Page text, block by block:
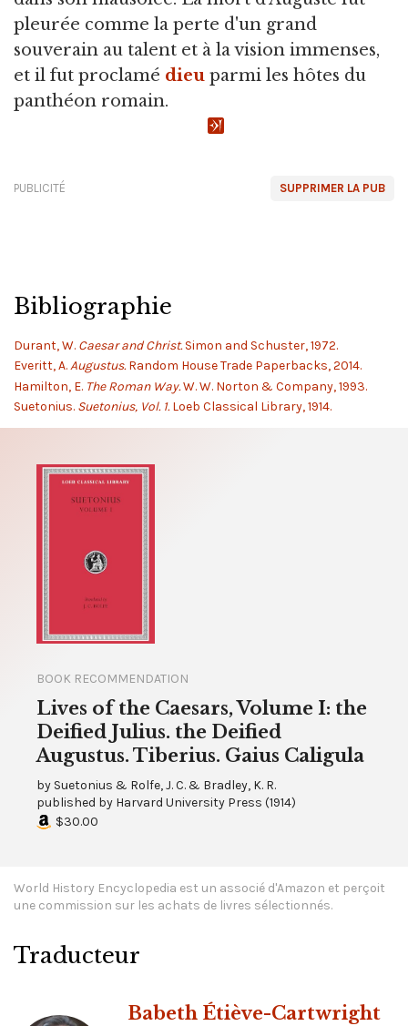
pleurée comme la perte d'un grand
souverain au talent et à la vision immenses,
et il fut proclamé dieu parmi les hôtes du
panthéon romain.
SUPPRIMER LA PUB
PUBLICITÉ
Bibliographie
Durant, W. Caesar and Christ.Simon and Schuster, 1972.
Everitt, A.Augustus.Random House Trade Paperbacks, 2014.
Hamilton, E. The Roman Way.W. W. Norton & Company, 1993.
Suetonius. Suetonius, Vol. 1.Loeb Classical Library, 1914.
BOOK RECOMMENDATION
Lives of the Caesars, Volume I: the
Deified Julius. the Deified
Augustus. Tiberius. Gaius Caligula
by Suetonius & Rolfe, J. C. & Bradley, K. R.
published by Harvard University Press (1914)
$30.00
World History Encyclopedia est un associé d'Amazon et perçoit
une commission sur les achats de livres sélectionnés.
Traducteur
Babeth Étiève-Cartwright